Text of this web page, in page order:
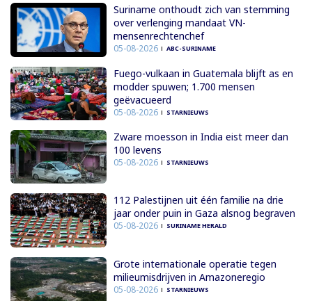
Suriname onthoudt zich van stemming
over verlenging mandaat VN-
mensenrechtenchef
05-08-2026 ABC-SURINAME
Fuego-vulkaan in Guatemala blijft as en
modder spuwen; 1.700 mensen
geëvacueerd
05-08-2026 STARNIEUWS
Zware moesson in India eist meer dan
100 levens
05-08-2026 STARNIEUWS
112 Palestijnen uit één familie na drie
jaar onder puin in Gaza alsnog begraven
05-08-2026 SURINAME HERALD
Grote internationale operatie tegen
milieumisdrijven in Amazoneregio
05-08-2026 STARNIEUWS